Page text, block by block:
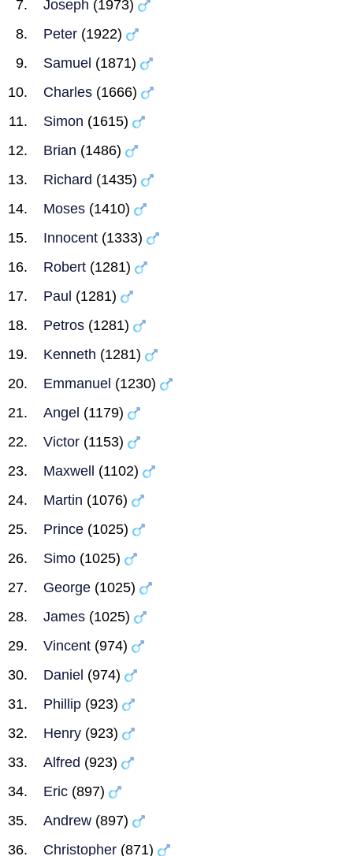
Joseph (1973)
Peter (1922)
Samuel (1871)
Charles (1666)
Simon (1615)
Brian (1486)
Richard (1435)
Moses (1410)
Innocent (1333)
Robert (1281)
Paul (1281)
Petros (1281)
Kenneth (1281)
Emmanuel (1230)
Angel (1179)
Victor (1153)
Maxwell
(1102)
Martin (1076)
Prince (1025)
Simo (1025)
George (1025)
James (1025)
Vincent (974)
Daniel (974)
Phillip (923)
Henry (923)
Alfred (923)
Eric (897)
Andrew (897)
Christopher (871)